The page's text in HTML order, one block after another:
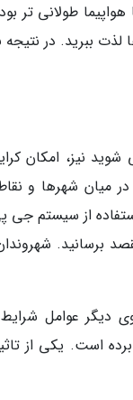
طولانی تر
ببرید. در نتیجه
نیز، امکان
میان شهرها و
از سیستم
برسانید.
عوامل
است. یکی از